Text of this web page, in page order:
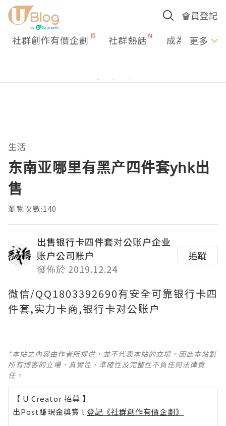
會員登記
社群創作有價企劃 社群熱話 成為U更多
生活
东南亚哪里有黑产四件套yhk出
售
瀏覽次數:140
出售银行卡四件套对公账户企业
账户公司账户
發佈於 2019.12.24
追蹤
微信/QQ1803392690有安全可靠银行卡四
件套,实力卡商,银行卡对公账户
*本站之內容由作者所提供，並不代表本站的立場。因此本站對
所有博客的立場、真實性、準確性及完整性不負任何法律責
任。
【 U Creator 招募 】
出Post賺現金獎賞 l 登記《社群創作有價企劃》